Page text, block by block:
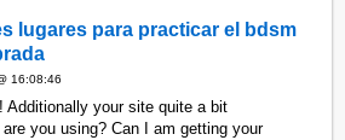
lugares para practicar el bdsm
16:08:46
Additionally your site quite a bit
you using? Can I am getting your